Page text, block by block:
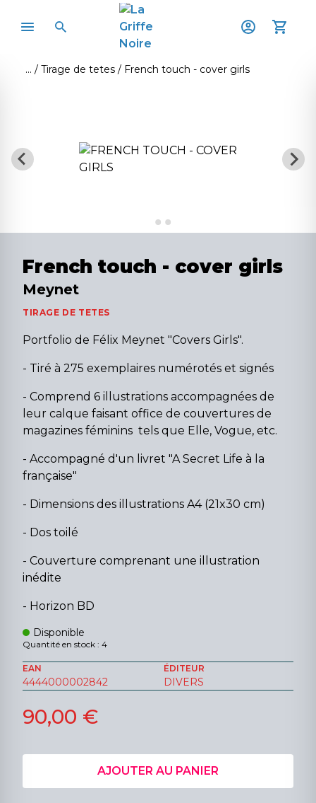
Tirage de tetes French touch - cover girls
French touch - cover girls
Meynet
TIRAGE DE TETES
Portfolio de Félix Meynet "Covers Girls".
- Tiré à 275 exemplaires numérotés et signés
- Comprend 6 illustrations accompagnées de
leur calque faisant office de couvertures de
magazines féminins tels que Elle, Vogue, etc.
- Accompagné d'un livret "A Secret Life à la
française"
- Dimensions des illustrations A4 (21x30 cm)
- Dos toilé
- Couverture comprenant une illustration
inédite
- Horizon BD
Disponible
Quantité en stock : 4
EAN
4444000002842
ÉDITEUR
DIVERS
90,00 €
AJOUTER AU PANIER